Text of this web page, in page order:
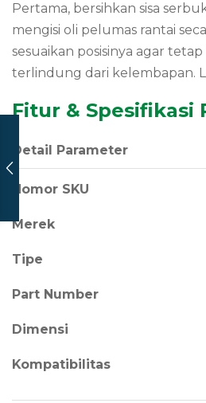
Pertama, bersihkan sisa
mengisi oli pelumas rantai
sesuaikan posisinya agar
terlindung dari kelembapan.
Fitur & Spesifikasi
Detail Parameter
Nomor SKU
Merek
Tipe
Part Number
Dimensi
Kompatibilitas